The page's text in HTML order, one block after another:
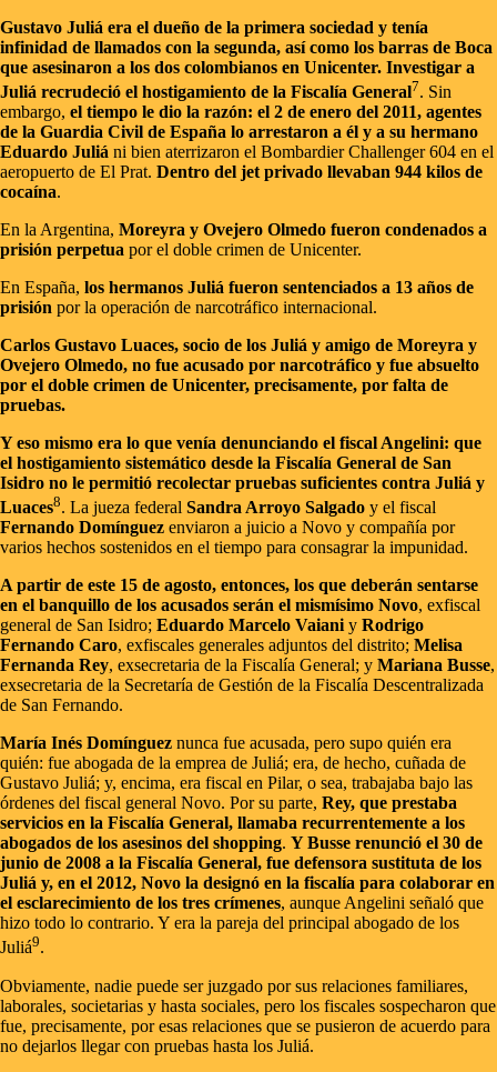
Gustavo Juliá era el dueño de la primera sociedad y tenía
infinidad de llamados con la segunda, así como los barras de Boca
que asesinaron a los dos colombianos en Unicenter. Investigar a
Juliá recrudeció el hostigamiento de la Fiscalía General7. Sin
embargo, el tiempo le dio la razón: el 2 de enero del 2011, agentes
de la Guardia Civil de España lo arrestaron a él y a su hermano
Eduardo Juliá ni bien aterrizaron el Bombardier Challenger 604 en el
aeropuerto de El Prat. Dentro del jet privado llevaban 944 kilos de
cocaína.
En la Argentina, Moreyra y Ovejero Olmedo fueron condenados a
prisión perpetua por el doble crimen de Unicenter.
En España, los hermanos Juliá fueron sentenciados a 13 años de
prisión por la operación de narcotráfico internacional.
Carlos Gustavo Luaces, socio de los Juliá y amigo de Moreyra y
Ovejero Olmedo, no fue acusado por narcotráfico y fue absuelto
por el doble crimen de Unicenter, precisamente, por falta de
pruebas.
Y eso mismo era lo que venía denunciando el fiscal Angelini: que
el hostigamiento sistemático desde la Fiscalía General de San
Isidro no le permitió recolectar pruebas suficientes contra Juliá y
Luaces8. La jueza federal Sandra Arroyo Salgado y el fiscal
Fernando Domínguez enviaron a juicio a Novo y compañía por
varios hechos sostenidos en el tiempo para consagrar la impunidad.
A partir de este 15 de agosto, entonces, los que deberán sentarse
en el banquillo de los acusados serán el mismísimo Novo, exfiscal
general de San Isidro; Eduardo Marcelo Vaianiy Rodrigo
Fernando Caro, exfiscales generales adjuntos del distrito; Melisa
Fernanda Rey, exsecretaria de la Fiscalía General; y Mariana Busse,
exsecretaria de la Secretaría de Gestión de la Fiscalía Descentralizada
de San Fernando.
María Inés Domínguez nunca fue acusada, pero supo quién era
quién: fue abogada de la emprea de Juliá; era, de hecho, cuñada de
Gustavo Juliá; y, encima, era fiscal en Pilar, o sea, trabajaba bajo las
órdenes del fiscal general Novo. Por su parte, Rey, que prestaba
servicios en la Fiscalía General, llamaba recurrentemente a los
abogados de los asesinos del shopping. Y Busse renunció el 30 de
junio de 2008 a la Fiscalía General, fue defensora sustituta de los
Juliá y, en el 2012, Novo la designó en la fiscalía para colaborar en
el esclarecimiento de los tres crímenes, aunque Angelini señaló que
hizo todo lo contrario. Y era la pareja del principal abogado de los
Juliá9.
Obviamente, nadie puede ser juzgado por sus relaciones familiares,
laborales, societarias y hasta sociales, pero los fiscales sospecharon que
fue, precisamente, por esas relaciones que se pusieron de acuerdo para
no dejarlos llegar con pruebas hasta los Juliá.